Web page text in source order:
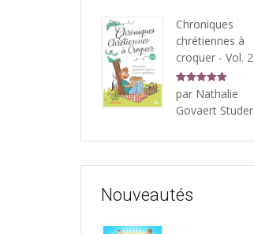
Chroniques
chrétiennes à
croquer - Vol. 2
5 sur
5
par Nathalie
Govaert Studer
Nouveautés